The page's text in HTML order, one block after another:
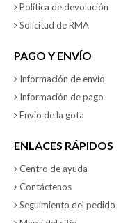
Política de devolución
Solicitud de RMA
PAGO Y ENVÍO
Información de envío
Información de pago
Envio de la gota
ENLACES RÁPIDOS
Centro de ayuda
Contáctenos
Seguimiento del pedido